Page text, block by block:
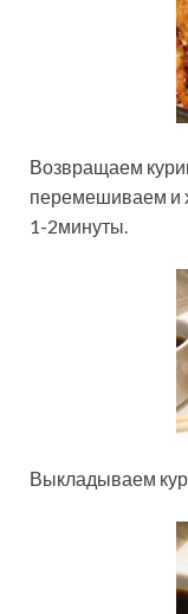
Возвращаем
перемешиваем и
1-2минуты.
Выкладываем